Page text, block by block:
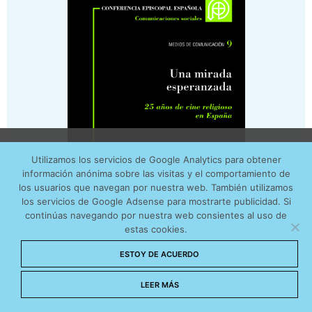
Utilizamos los servicios de Google Analytics para obtener
información anónima sobre las visitas y el comportamiento de
los usuarios que navegan por nuestra web. También utilizamos
los servicios de Google Adsense para mostrarte publicidad. Si
continúas navegando por nuestra web consientes al uso de
estas cookies.
ESTOY DE ACUERDO
LEER MÁS
tráfico web que recibimos y conocer los servicios que
más os interesan. Puede cambiar las preferencias y
obtener más información sobre las cookies que
utilizamos en nuestra Política de cookies
Aceptar cookies
No permitir cookies